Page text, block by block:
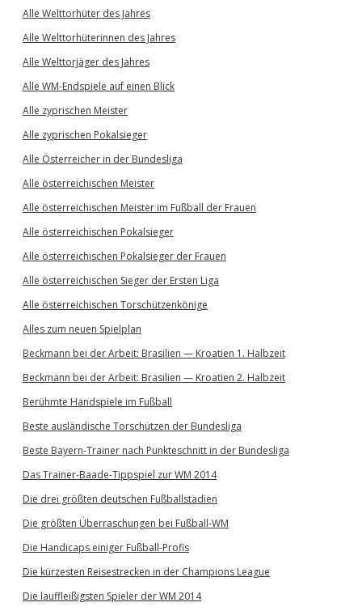
Alle Welttorhüter des Jahres
Alle Welttorhüterinnen des Jahres
Alle Welttorjäger des Jahres
Alle WM-Endspiele auf einen Blick
Alle zyprischen Meister
Alle zyprischen Pokalsieger
Alle Österreicher in der Bundesliga
Alle österreichischen Meister
Alle österreichischen Meister im Fußball der Frauen
Alle österreichischen Pokalsieger
Alle österreichischen Pokalsieger der Frauen
Alle österreichischen Sieger der Ersten Liga
Alle österreichischen Torschützenkönige
Alles zum neuen Spielplan
Beckmann bei der Arbeit: Brasilien — Kroatien 1. Halbzeit
Beckmann bei der Arbeit: Brasilien — Kroatien 2. Halbzeit
Berühmte Handspiele im Fußball
Beste ausländische Torschützen der Bundesliga
Beste Bayern-Trainer nach Punkteschnitt in der Bundesliga
Das Trainer-Baade-Tippspiel zur WM 2014
Die drei größten deutschen Fußballstadien
Die größten Überraschungen bei Fußball-WM
Die Handicaps einiger Fußball-Profis
Die kürzesten Reisestrecken in der Champions League
Die lauffleißigsten Spieler der WM 2014